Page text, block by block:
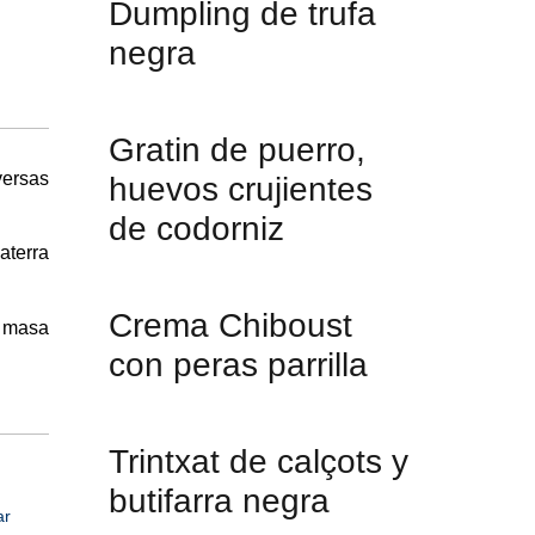
Dumpling de trufa
negra
Gratin de puerro,
huevos crujientes
de codorniz
Crema Chiboust
con peras parrilla
Trintxat de calçots y
butifarra negra